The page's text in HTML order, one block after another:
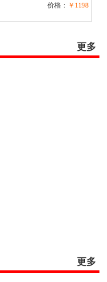
价格： ￥1198
更多
更多